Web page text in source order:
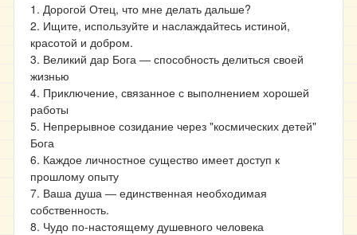
1. Дорогой Отец, что мне делать дальше?
2. Ищите, используйте и наслаждайтесь истиной,
красотой и добром.
3. Великий дар Бога ― способность делиться своей
жизнью
4. Приключение, связанное с выполнением хорошей
работы
5. Непрерывное созидание через "космических детей"
Бога
6. Каждое личностное существо имеет доступ к
прошлому опыту
7. Ваша душа ― единственная необходимая
собственность.
8. Чудо по-настоящему душевного человека